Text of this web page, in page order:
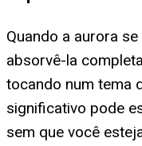
Quando a aurora
absorvê-la
tocando num tema
significativo pode
sem que você